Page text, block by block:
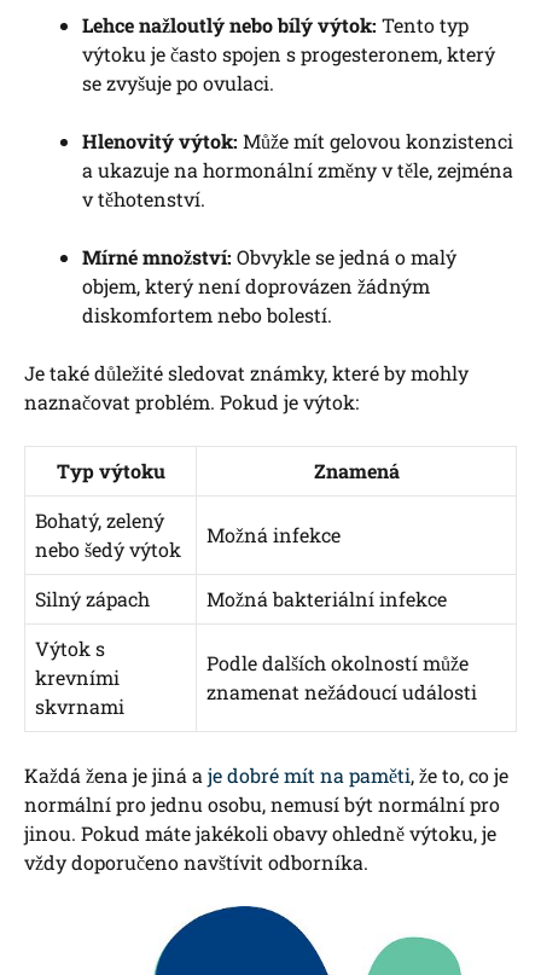
Lehce nažloutlý nebo bílý výtok: Tento typ
výtoku je často spojen s progesteronem, který
se zvyšuje po ovulaci.
Hlenovitý výtok: Může mít gelovou konzistenci
a ukazuje na hormonální změny v těle, zejména
v těhotenství.
Mírné množství: Obvykle se jedná o malý
objem, který není doprovázen žádným
diskomfortem nebo bolestí.
Je také důležité sledovat známky, které by mohly
naznačovat problém. Pokud je výtok:
Typ výtoku
Znamená
Bohatý, zelený
nebo šedý výtok
Možná infekce
Silný zápach
Možná bakteriální infekce
Výtok s
krevními
skvrnami
Podle dalších okolností může
znamenat nežádoucí události
Každá žena je jiná a je dobré mít na paměti, že to, co je
normální pro jednu osobu, nemusí být normální pro
jinou. Pokud máte jakékoli obavy ohledně výtoku, je
vždy doporučeno navštívit odborníka.